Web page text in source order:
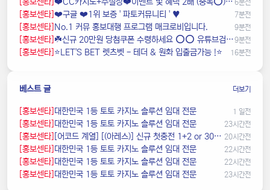
6분전
[홍보센타] ❤️️구글 ❤️1위 보증 ' 파토커뮤니티 ' ♥️ 7분전
[홍보센타] ️️No.1 커뮤 홍보대행 프️로그램 매크로비입니다. 9분전
[홍보센타] ☘️️신규 20만원 당첨쿠폰 수령하세요 ⭕️⭕️ 유튜브검색 > 수아영상방☘️ 9분전
[홍보센타] ⭐️LET'S BET 렛츠벳 - 테더 & 원화 입출금가능 !⭐️ 16분전
베스트 글 더보기
[홍보센타] ️대한민국️ 1등 토토 카지노 솔루션 임대 전문 1 일전
[홍보센타] ️대한민국️ 1등 토토 카지노 솔루션 임대 전문 23시간전
[홍보센타] [어코드 계열] [(아레스)] 신규 첫충전 1+2 or 30% | 매일첫충 20% 무한매충 10% 20시간전
[홍보센타] ️대한민국️ 1등 토토 카지노 솔루션 임대 전문 22시간전
[홍보센타] ️대한민국️ 1등 토토 카지노 솔루션 임대 전문 22시간전
[홍보센타] ️대한민국️ 1등 토토 카지노 솔루션 임대 전문 23시간전